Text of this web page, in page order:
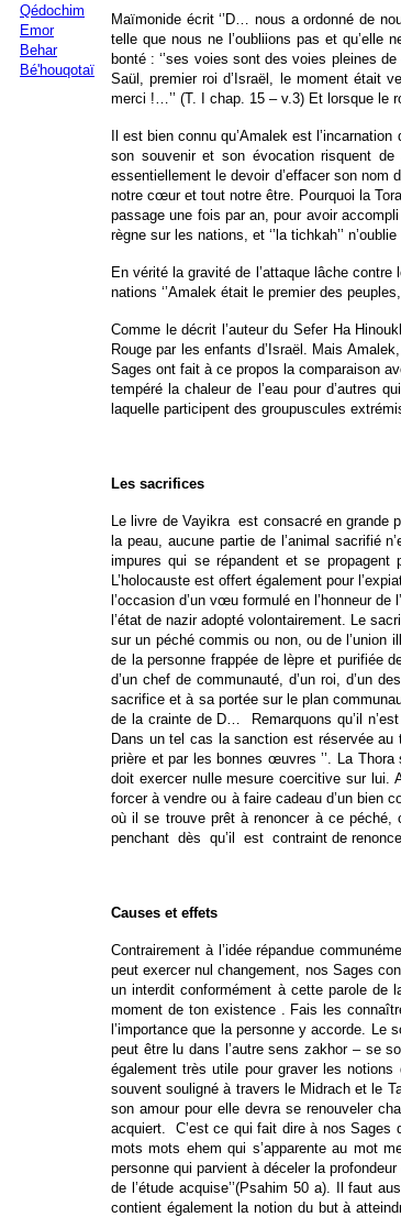
Qédochim
Emor
Behar
Bé'houqotaï
Maïmonide écrit ‘’D… nous a ordonné de
telle que nous ne l’oubliions pas et
bonté : ‘’ses voies sont des voies pleines
Saül, premier roi d’Israël, le moment était
merci !…’’ (T. I chap. 15 – v.3) Et lorsque le
Il est bien connu qu’Amalek est
son souvenir et son évocation risquent de
essentiellement le devoir d’effacer son nom
notre cœur et tout notre être. Pourquoi la
passage une fois par an, pour avoir accompli
règne sur les nations, et ‘’la tichkah’’
En vérité la gravité de l’attaque lâche
nations ‘’Amalek était le premier des
Comme le décrit l’auteur du Sefer Ha
Rouge par les enfants d’Israël. Mais
Sages ont fait à ce propos la comparaison
tempéré la chaleur de l’eau pour d’autres
laquelle participent des groupuscules
Les sacrifices
Le livre de Vayikra est consacré en grande
la peau, aucune partie de l’animal sacrifié
impures qui se répandent et se propagent
L’holocauste est offert également pour
l’occasion d’un vœu formulé en l’honneur
l’état de nazir adopté volontairement. Le
sur un péché commis ou non, ou de l’union
de la personne frappée de lèpre et purifiée
d’un chef de communauté, d’un roi, d’un
sacrifice et à sa portée sur le plan
de la crainte de D… Remarquons qu’il
Dans un tel cas la sanction est réservée au
prière et par les bonnes œuvres ’’. La
doit exercer nulle mesure coercitive sur lui.
forcer à vendre ou à faire cadeau d’un bien
où il se trouve prêt à renoncer à ce péché,
penchant dès qu’il est contraint de
Causes et effets
Contrairement à l’idée répandue
peut exercer nul changement, nos Sages
un interdit conformément à cette parole de
moment de ton existence . Fais les
l’importance que la personne y accorde.
peut être lu dans l’autre sens zakhor – se
également très utile pour graver les notions
souvent souligné à travers le Midrach et le
son amour pour elle devra se renouveler
acquiert. C’est ce qui fait dire à nos Sages
mots mots ehem qui s’apparente au mot
personne qui parvient à déceler la
de l’étude acquise’’(Psahim 50 a). Il faut
contient également la notion du but à